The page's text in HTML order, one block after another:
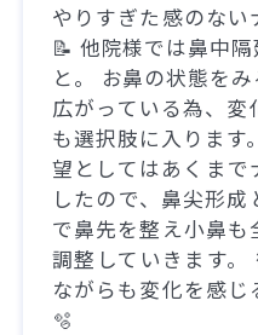
やりすぎた感のない
📝 他院様では鼻中
と。 お鼻の状態を
広がっている為、
も選択肢に入ります
望としてはあくまで
したので、鼻尖形
で鼻先を整え小鼻も
調整していきます
ながらも変化を感
🫧